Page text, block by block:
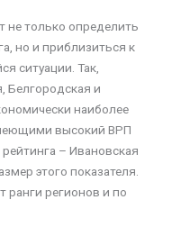
не только определить
но и приблизиться к
ситуации. Так,
Белгородская и
наиболее
высокий ВРП
– Ивановская
этого показателя.
ранги регионов и по